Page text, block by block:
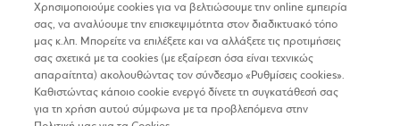
Copyright © 2026
Όροι Χρήσης
Προσωπικά Δεδομένα στον Διαδικτυακό Τόπο
Χρησιμοποιούμε cookies για να βελτιώσουμε την online εμπειρία
σας, να αναλύουμε την επισκεψιμότητα στον διαδικτυακό τόπο
μας κ.λπ. Μπορείτε να επιλέξετε και να αλλάξετε τις προτιμήσεις
σας σχετικά με τα cookies (με εξαίρεση όσα είναι τεχνικώς
απαραίτητα) ακολουθώντας τον σύνδεσμο «Ρυθμίσεις cookies».
Καθιστώντας κάποιο cookie ενεργό δίνετε τη συγκατάθεσή σας
για τη χρήση αυτού σύμφωνα με τα προβλεπόμενα στην